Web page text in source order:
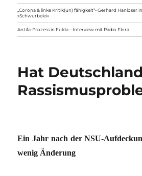
„Corona & linke Kritik(un) fähigkeit“- Gerhard Hanloser
»Schwurbelei«
Antifa-Prozess in Fulda – Interview mit Radio Flora
Hat
Ein Jahr nach der NSU-
wenig Änderung